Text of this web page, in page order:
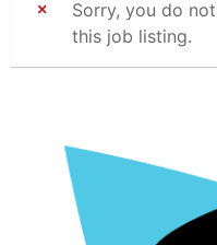
Sorry, you do
this job listing.